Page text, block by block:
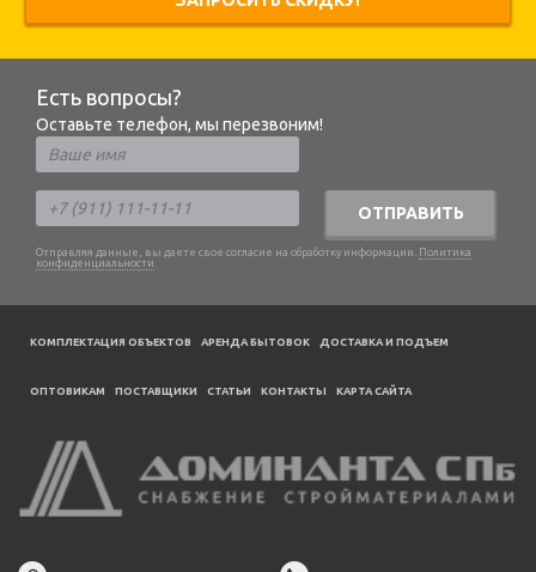
Есть вопросы?
Оставьте телефон, мы перезвоним!
ОТПРАВИТЬ
Отправляя данные, вы даете свое согласие на обработку информации. Политика
конфиденциальности .
КОМПЛЕКТАЦИЯ ОБЪЕКТОВ АРЕНДА БЫТОВОК ДОСТАВКА И ПОДЪЕМ
ОПТОВИКАМ ПОСТАВЩИКИ CТАТЬИ КОНТАКТЫ КАРТА САЙТА